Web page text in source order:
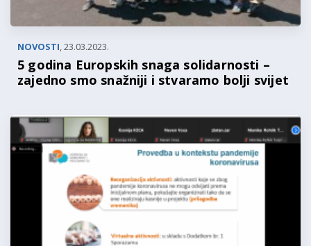
NOVOSTI,23.03.2023.
5 godina Europskih snaga solidarnosti –
zajedno smo snažniji i stvaramo bolji svijet